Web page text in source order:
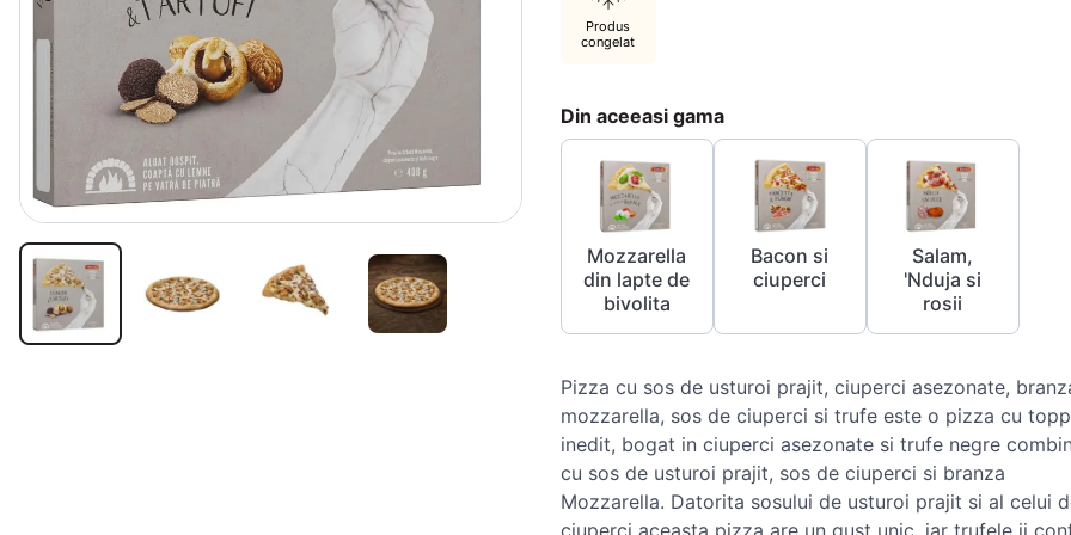
Produs
congelat
Din aceeasi gama
Mozzarella
din lapte de
bivolita
Bacon si
ciuperci
Salam,
'Nduja si
rosii
Pizza cu sos de usturoi prajit, ciuperci asezonate,
mozzarella, sos de ciuperci si trufe este o pizza cu
inedit, bogat in ciuperci asezonate si trufe negre
cu sos de usturoi prajit, sos de ciuperci si branza
Mozzarella. Datorita sosului de usturoi prajit si al celui
ciuperci aceasta pizza are un gust unic, iar trufele ii